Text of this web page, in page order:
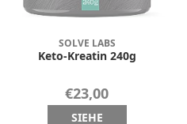
SOLVE LABS
Keto-Kreatin 240g
€23,00
SIEHE